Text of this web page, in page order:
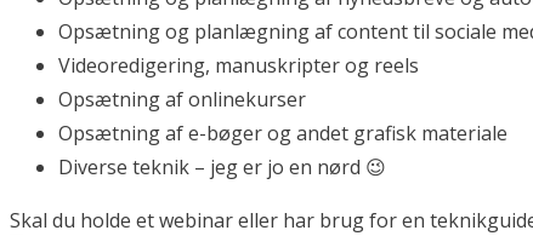
Opsætning og planlægning af content til sociale
Videoredigering, manuskripter og reels
Opsætning af onlinekurser
Opsætning af e-bøger og andet grafisk materiale
Diverse teknik – jeg er jo en nørd 😉
Skal du holde et webinar eller har brug for en